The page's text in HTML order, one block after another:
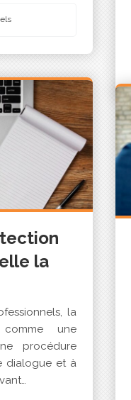
la
la
une
procédure
dialogue et à